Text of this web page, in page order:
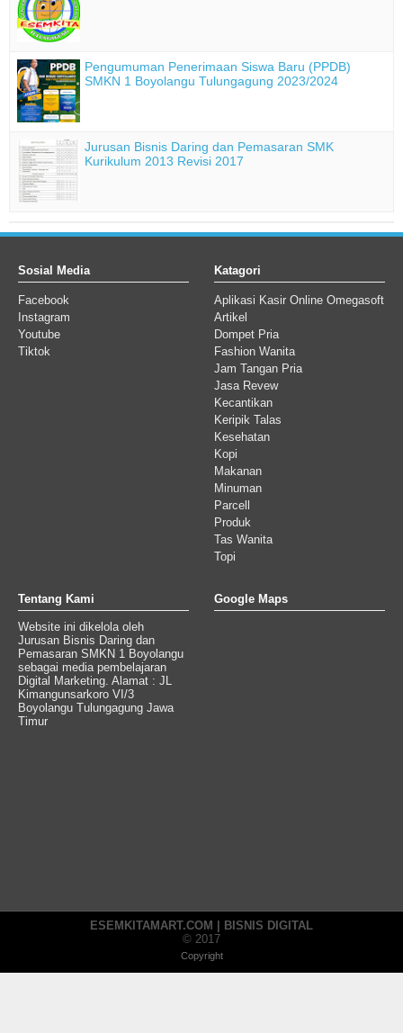
Pengumuman Penerimaan Siswa Baru (PPDB)
SMKN 1 Boyolangu Tulungagung 2023/2024
Jurusan Bisnis Daring dan Pemasaran SMK
Kurikulum 2013 Revisi 2017
Sosial Media
Facebook
Instagram
Youtube
Tiktok
Katagori
Aplikasi Kasir Online Omegasoft
Artikel
Dompet Pria
Fashion Wanita
Jam Tangan Pria
Jasa Revew
Kecantikan
Keripik Talas
Kesehatan
Kopi
Makanan
Minuman
Parcell
Produk
Tas Wanita
Topi
Tentang Kami
Website ini dikelola oleh
Jurusan Bisnis Daring dan
Pemasaran SMKN 1 Boyolangu
sebagai media pembelajaran
Digital Marketing. Alamat : JL
Kimangunsarkoro VI/3
Boyolangu Tulungagung Jawa
Timur
Google Maps
ESEMKITAMART.COM | BISNIS DIGITAL
© 2017
Copyright